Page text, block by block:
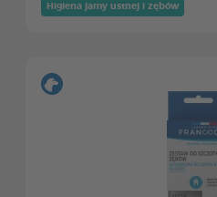
Higiena jamy ustnej i zębów